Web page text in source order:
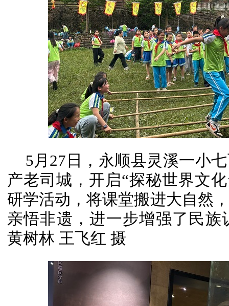
5月27日，永顺县灵溪一小
产老司城，开启“探秘世界文
研学活动，将课堂搬进大自然
亲悟非遗，进一步增强了民
黄树林 王飞红 摄